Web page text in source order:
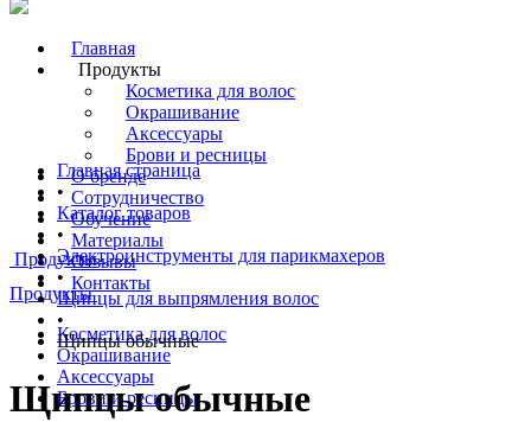
Главная
Продукты
Косметика для волос
Окрашивание
Аксессуары
Брови и ресницы
О бренде
Сотрудничество
Обучение
Материалы
Отзывы
Контакты
Продукты
Продукты
Косметика для волос
Окрашивание
Аксессуары
Брови и ресницы
Главная страница
•
Каталог товаров
•
Электроинструменты для парикмахеров
•
Щипцы для выпрямления волос
•
Щипцы обычные
Щипцы обычные